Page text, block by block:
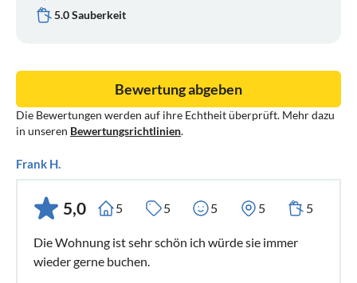
5.0 Sauberkeit
Die Bewertungen werden auf ihre Echtheit überprüft. Mehr dazu
in unseren Bewertungsrichtlinien.
Bewertung abgeben
Frank H.
5,0 5 5 5 5 5
Die Wohnung ist sehr schön ich würde sie immer
wieder gerne buchen.